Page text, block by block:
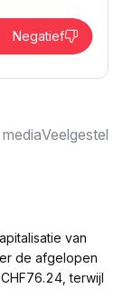
Negatief
van
de afgelopen
terwijl